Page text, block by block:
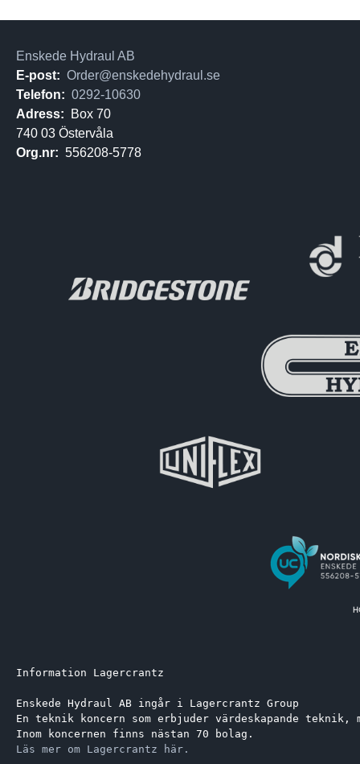
Information Lagercrantz
Enskede Hydraul AB ingår i Lagercrantz Group
En teknik koncern som erbjuder värdeskapande
Inom koncernen finns nästan 70 bolag.
Läs mer om Lagercrantz här.
Enskede Hydraul AB
E-post: Order@enskedehydraul.se
Telefon: 0292-10630
Adress:
Box 70
740 03 Östervåla
Org.nr: 556208-5778